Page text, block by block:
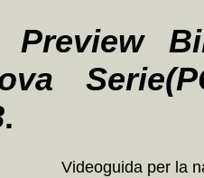
Preview
.
Videoguida per la